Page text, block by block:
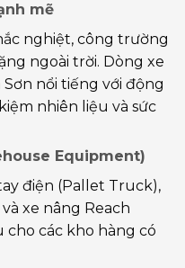
mẽ
nghiệt, công trường
ngoài trời. Dòng xe
nổi tiếng với động
nhiên liệu và sức
Equipment)
điện (Pallet Truck),
xe nâng Reach
cho các kho hàng có